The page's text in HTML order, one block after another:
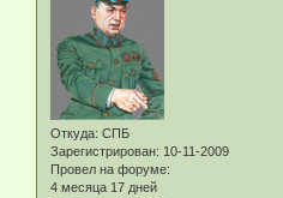
Откуда: СПБ
Зарегистрирован: 10-11-2009
Провел на форуме:
4 месяца 17 дней